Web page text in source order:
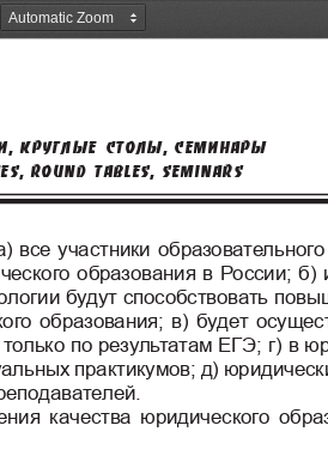
ÊÐÓÃËÛÅ ÑÒÎËÛ, ÑÅÌÈÍÀÐÛ
round tables, seminars
все участники образова
образования в России; б)
будут способствовать
образования; в) будет о
по результатам ЕГЭ; г) в
практикумов; д) юр
качества юридического обра